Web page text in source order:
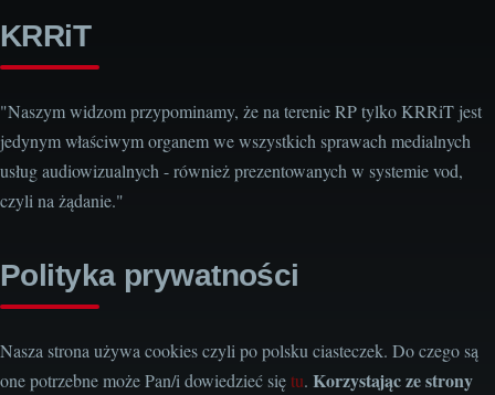
KRRiT
"Naszym widzom przypominamy, że na terenie RP tylko KRRiT jest
jedynym właściwym organem we wszystkich sprawach medialnych
usług audiowizualnych - również prezentowanych w systemie vod,
czyli na żądanie."
Polityka prywatności
Nasza strona używa cookies czyli po polsku ciasteczek. Do czego są
one potrzebne może Pan/i dowiedzieć siętu. Korzystając ze strony